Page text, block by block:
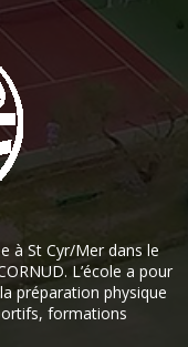
à St Cyr/Mer dans le
L’école a pour
préparation physique
formations